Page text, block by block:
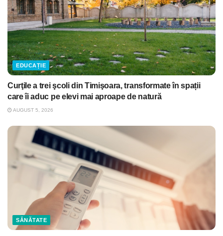
EDUCAȚIE
Curţile a trei şcoli din Timişoara, transformate în spații
care îi aduc pe elevi mai aproape de natură
AUGUST 5, 2026
SĂNĂTATE